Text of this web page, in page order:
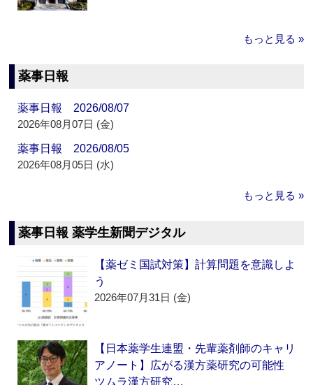
もっと見る »
薬事日報
薬事日報 2026/08/07
2026年08月07日 (金)
薬事日報 2026/08/05
2026年08月05日 (水)
もっと見る »
薬事日報 薬学生新聞デジタル
【薬ゼミ国試対策】計算問題を意識しよ
う
2026年07月31日 (金)
【日本薬学生連盟・先輩薬剤師のキャリ
アノート】広がる漢方薬研究の可能性
ツムラ漢方研究…